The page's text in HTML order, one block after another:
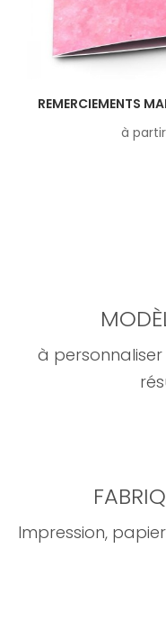
REMERCIEMENTS
à
à personnaliser
Impression,